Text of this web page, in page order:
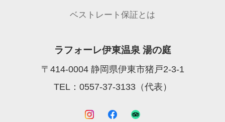
ベストレート保証とは
ラフォーレ伊東温泉 湯の庭
〒414-0004 静岡県伊東市猪戸2-3-1
TEL：0557-37-3133（代表）